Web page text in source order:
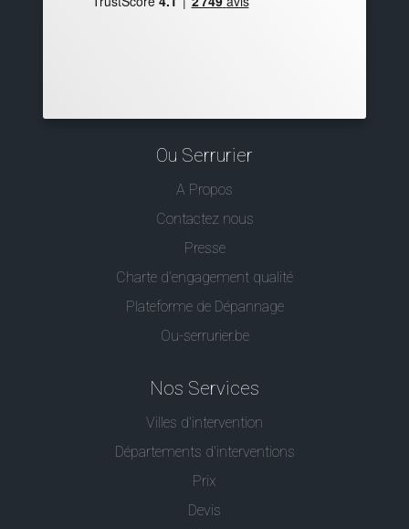
Ou Serrurier
A Propos
Contactez nous
Presse
Charte d’engagement qualité
Plateforme de Dépannage
Ou-serrurier.be
Nos Services
Villes d'intervention
Départements d'interventions
Prix
Devis